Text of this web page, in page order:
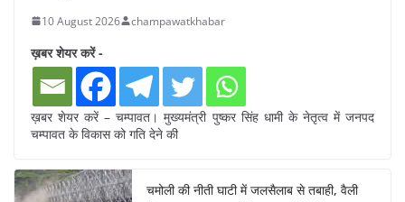
10 August 2026 champawatkhabar
ख़बर शेयर करें -
ख़बर शेयर करें – चम्पावत। मुख्यमंत्री पुष्कर सिंह धामी के नेतृत्व में जनपद
चम्पावत के विकास को गति देने की
चमोली की नीती घाटी में जलसैलाब से तबाही, वैली